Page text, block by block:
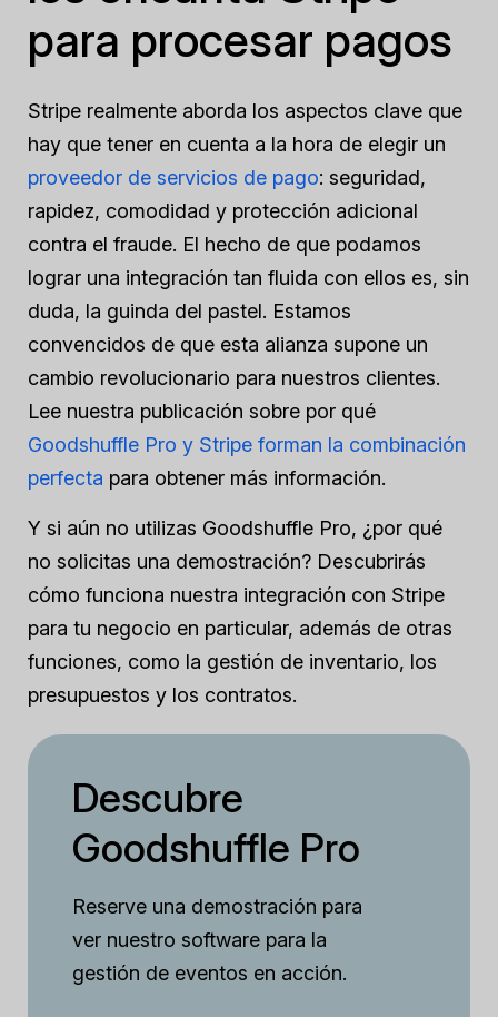
para procesar pagos
Stripe realmente aborda los aspectos clave que
hay que tener en cuenta a la hora de elegir un
proveedor de servicios de pago: seguridad,
rapidez, comodidad y protección adicional
contra el fraude. El hecho de que podamos
lograr una integración tan fluida con ellos es, sin
duda, la guinda del pastel. Estamos
convencidos de que esta alianza supone un
cambio revolucionario para nuestros clientes.
Lee nuestra publicación sobre por qué
Goodshuffle Pro y Stripe forman la combinación
perfecta para obtener más información.
Y si aún no utilizas Goodshuffle Pro, ¿por qué
no solicitas una demostración? Descubrirás
cómo funciona nuestra integración con Stripe
para tu negocio en particular, además de otras
funciones, como la gestión de inventario, los
presupuestos y los contratos.
Descubre
Goodshuffle Pro
Reserve una demostración para
ver nuestro software para la
gestión de eventos en acción.